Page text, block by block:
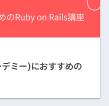
ミー)におすすめの